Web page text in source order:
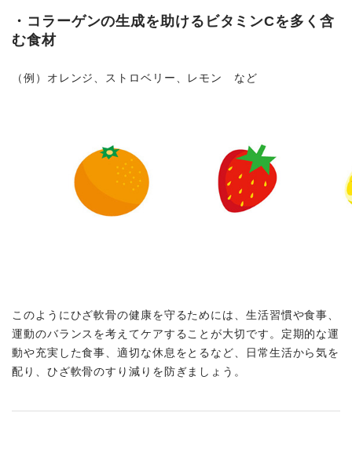
・コラーゲンの生成を助けるビタミンCを多く含
む食材
（例）オレンジ、ストロベリー、レモン など
このようにひざ軟骨の健康を守るためには、生活習慣や食事、
運動のバランスを考えてケアすることが大切です。定期的な運
動や充実した食事、適切な休息をとるなど、日常生活から気を
配り、ひざ軟骨のすり減りを防ぎましょう。